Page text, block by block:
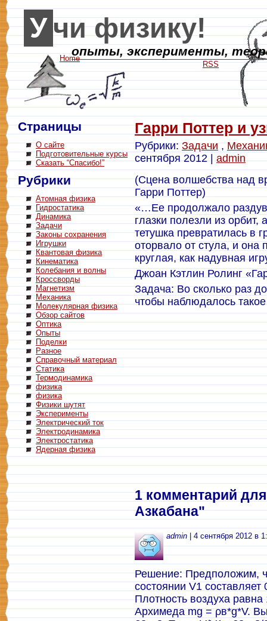
Страницы
О сайте
Подготовительные курсы
Сказать “Спасибо!”
Рубрики
Атомная физика
Гидростатика
Динамика
Задачи
Законы сохранения
Игрушки
Квантовая физика
Кинематика
Колебания и волны
Кроссворды
Магнетизм
Механика
Молекулярная физика
Обзор сайтов
Оптика
Опыты
Поделки
Разное
Справочный материал
Статика
Термодинамика
физика
физика
Физики шутят
Эксперименты
Электрический ток
Электродинамика
Электростатика
Ядерная физика
Гарри Поттер и
Рубрики:Задачи,
сентября 2012 |admin
(Сцена волшебства над
Гарри Поттер)
«…Ее продолжало
глазки полезли из
тетушка превратилась в
оторвало от стула, и
круглая, как надувная
Джоан Кэтлин Ролинг
Задача: Во сколько раз
чтобы наблюдалось
1 комментарий
Азкабана"
admin| 4 сентября 2012 в
Решение: Предположим,
состоянии V1
Плотность воздуха
Архимеда mg = ρв*g*V.
Учи физику!
опыты, эксперименты,
Home
RSS